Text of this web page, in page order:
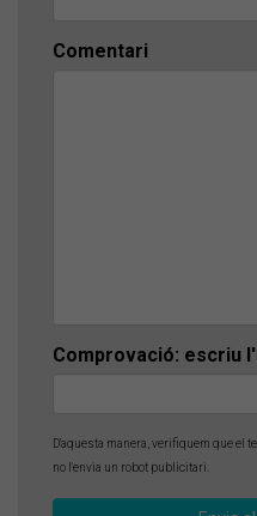
Comentari
Comprovació: escriu
D'aquesta manera, verifiquem que el
no l'envia un robot publicitari.